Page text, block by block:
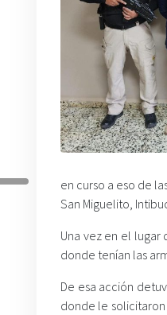
en curso a eso de
San Miguelito,
Una vez en el
donde tenían las
De esa acción
donde le